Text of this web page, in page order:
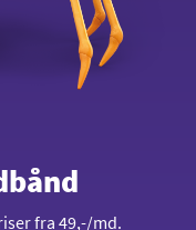
fra 49,-/md.